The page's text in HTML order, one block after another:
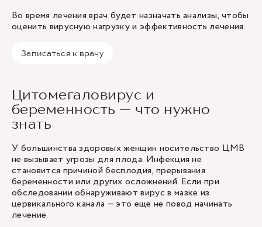
Во время лечения врач будет назначать анализы, чтобы
оценить вирусную нагрузку и эффективность лечения.
Записаться к врачу
Цитомегаловирус и
беременность — что нужно
знать
У большинства здоровых женщин носительство ЦМВ
не вызывает угрозы для плода. Инфекция не
становится причиной бесплодия, прерывания
беременности или других осложнений. Если при
обследовании обнаруживают вирус в мазке из
цервикального канала — это еще не повод начинать
лечение.